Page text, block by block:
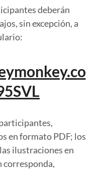
deberán
sin excepción, a
en formato PDF; los
ilustraciones en
corresponda,